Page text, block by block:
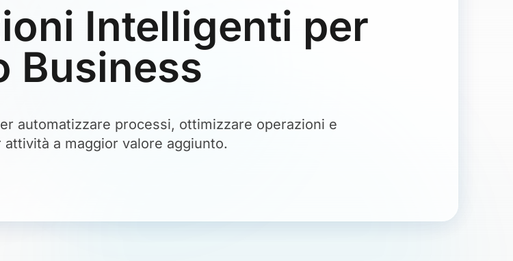
Intelligenti per
Business
automatizzare processi, ottimizzare operazioni e
a maggior valore aggiunto.